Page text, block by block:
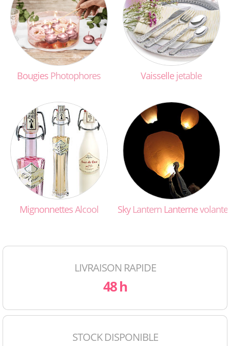
Bougies Photophores Vaisselle jetable
MignonnettesAlcool SkyLantern Lanternevolante
LIVRAISON RAPIDE
48 h
STOCK DISPONIBLE